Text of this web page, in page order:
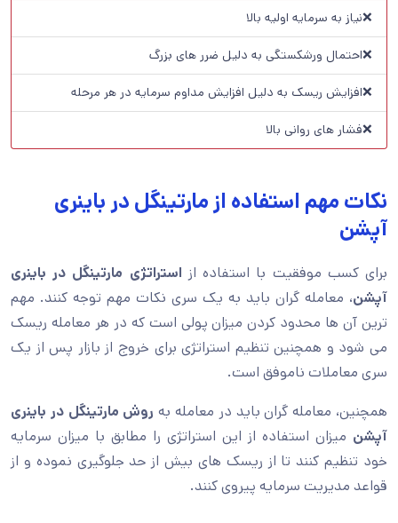
❌نیاز به سرمایه اولیه بالا
❌احتمال ورشکستگی به دلیل ضرر های بزرگ
❌افزایش ریسک به دلیل افزایش مداوم سرمایه در هر مرحله
❌فشار های روانی بالا
نکات مهم استفاده از مارتینگل در باینری
آپشن
برای کسب موفقیت با استفاده از استراتژی مارتینگل در باینری
آپشن، معامله گران باید به یک سری نکات مهم توجه کنند. مهم
ترین آن ها محدود کردن میزان پولی است که در هر معامله ریسک
می شود و همچنین تنظیم استراتژی برای خروج از بازار پس از یک
سری معاملات ناموفق است.
همچنین، معامله گران باید در معامله به روش مارتینگل در باینری
آپشن میزان استفاده از این استراتژی را مطابق با میزان سرمایه
خود تنظیم کنند تا از ریسک های بیش از حد جلوگیری نموده و از
قواعد مدیریت سرمایه پیروی کنند.